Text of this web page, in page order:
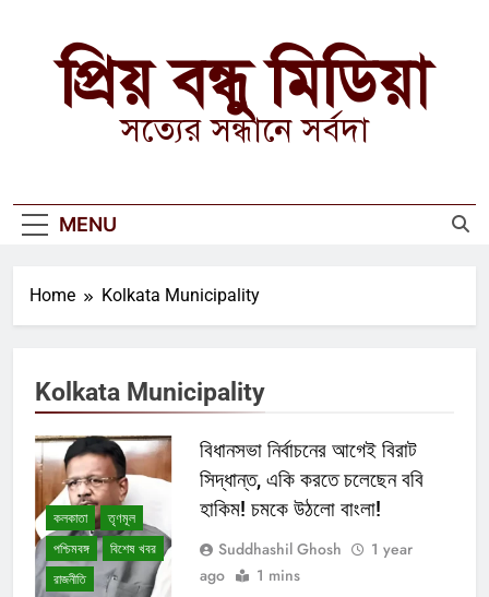
contentপ্রিয় বন্ধু মিডিয়া
সত্যের সন্ধানে সর্বদা
MENU
Home Kolkata Municipality
Kolkata Municipality
কলকাতা
তৃণমূল
পশ্চিমবঙ্গ
বিশেষ খবর
রাজনীতি
বিধানসভা নির্বাচনের আগেই বিরাট
সিদ্ধান্ত, একি করতে চলেছেন ববি
হাকিম! চমকে উঠলো বাংলা!
Suddhashil Ghosh
1 year
ago
1 mins